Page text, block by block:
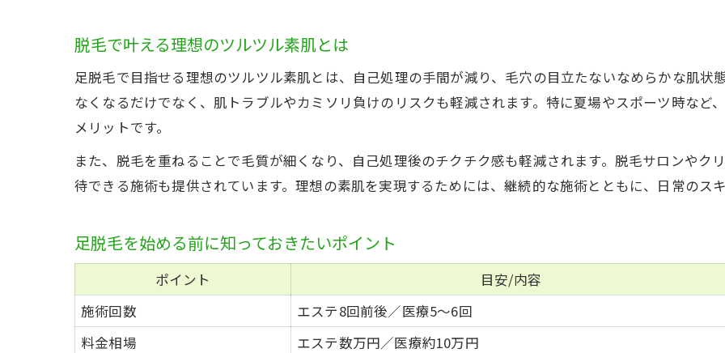
自己処理回数が減る足脱毛の進め方
肌トラブルを防ぐ自己処理の工夫
脱毛中も快適に過ごすための工夫
費用と効果を比較する脱毛の始め方
費用対効果で選ぶ足脱毛のポイント
追加料金の有無をしっかり確認しよう
賢く始めるための脱毛費用の考え方
脱毛で叶える理想のツルツル素肌とは
足脱毛で目指せる理想のツルツル素肌とは、自己処理の手間が減り、毛穴の目立たないなめらかな肌状
なくなるだけでなく、肌トラブルやカミソリ負けのリスクも軽減されます。特に夏場やスポーツ時など
メリットです。
また、脱毛を重ねることで毛質が細くなり、自己処理後のチクチク感も軽減されます。脱毛サロンやク
待できる施術も提供されています。理想の素肌を実現するためには、継続的な施術とともに、日常のス
足脱毛を始める前に知っておきたいポイント
ポイント
目安/内容
施術回数
エステ8回前後／医療5～6回
料金相場
エステ数万円／医療約10万円